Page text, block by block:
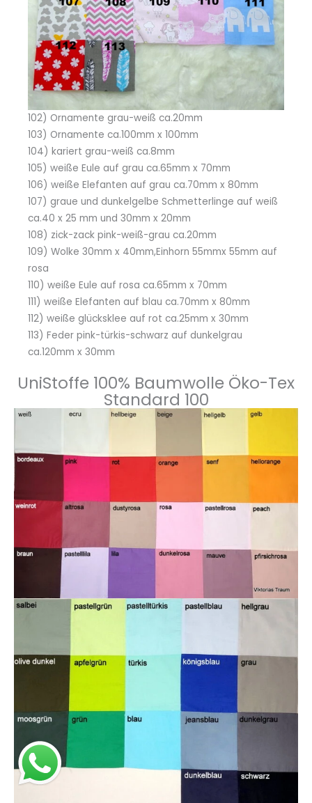
102) Ornamente grau-weiß ca.20mm
103) Ornamente ca.100mm x 100mm
104) kariert grau-weiß ca.8mm
105) weiße Eule auf grau ca.65mm x 70mm
106) weiße Elefanten auf grau ca.70mm x 80mm
107) graue und dunkelgelbe Schmetterlinge auf weiß
ca.40 x 25 mm und 30mm x 20mm
108) zick-zack pink-weiß-grau ca.20mm
109) Wolke 30mm x 40mm,Einhorn 55mmx 55mm auf
rosa
110) weiße Eule auf rosa ca.65mm x 70mm
111) weiße Elefanten auf blau ca.70mm x 80mm
112) weiße glücksklee auf rot ca.25mm x 30mm
113) Feder pink-türkis-schwarz auf dunkelgrau
ca.120mm x 30mm
UniStoffe 100% Baumwolle Öko-Tex
Standard 100